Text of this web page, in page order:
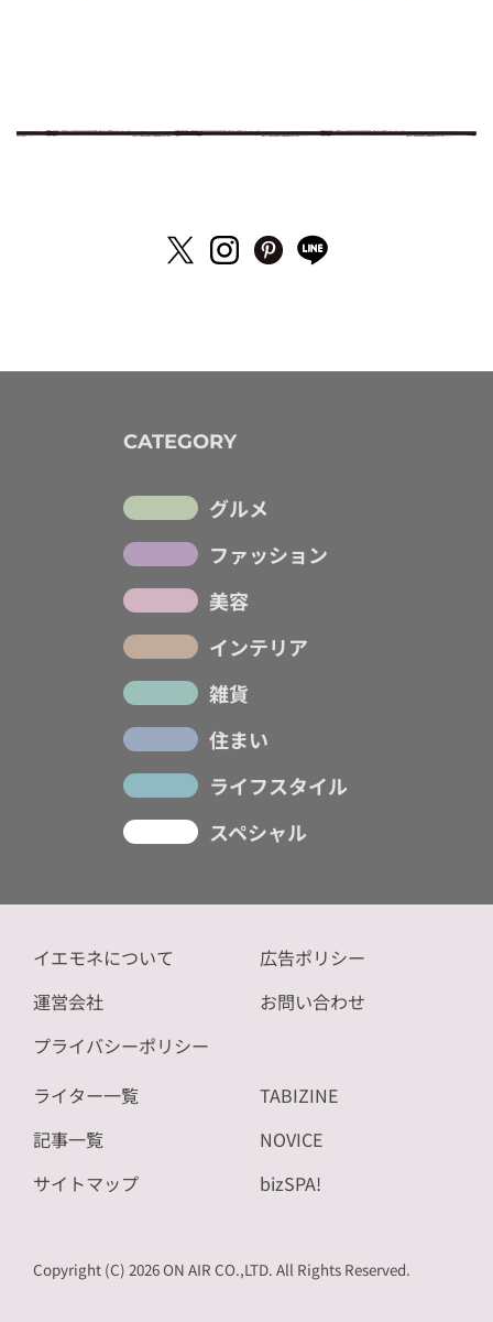
CATEGORY
グルメ
ファッション
美容
インテリア
雑貨
住まい
ライフスタイル
スペシャル
イエモネについて
運営会社
プライバシーポリシー
広告ポリシー
お問い合わせ
ライター一覧
記事一覧
サイトマップ
TABIZINE
NOVICE
bizSPA!
Copyright (C) 2026 ON AIR CO.,LTD. All Rights Reserved.